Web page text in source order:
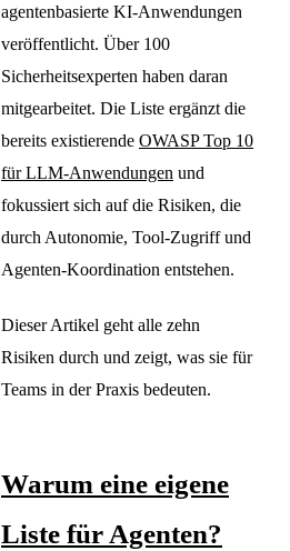
agentenbasierte KI-Anwendungen
veröffentlicht. Über 100
Sicherheitsexperten haben daran
mitgearbeitet. Die Liste ergänzt die
bereits existierende OWASP Top 10
für LLM-Anwendungen und
fokussiert sich auf die Risiken, die
durch Autonomie, Tool-Zugriff und
Agenten-Koordination entstehen.
Dieser Artikel geht alle zehn
Risiken durch und zeigt, was sie für
Teams in der Praxis bedeuten.
Warum eine eigene
Liste für Agenten?